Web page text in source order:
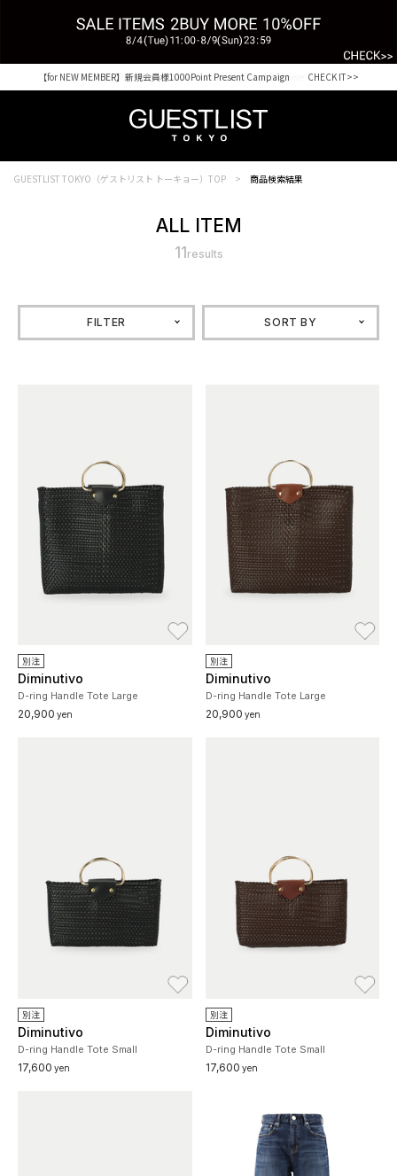
【for NEW MEMBER】新規会員様1000Point Present Campaign CHECK IT>>
GUESTLIST TOKYO（ゲストリスト トーキョー）TOP 商品検索結果
ALL ITEM
11results
FILTER SORT BY
別注
Diminutivo
D-ring Handle Tote Large
20,900 yen
別注
Diminutivo
D-ring Handle Tote Large
20,900 yen
別注
Diminutivo
D-ring Handle Tote Small
17,600 yen
別注
Diminutivo
D-ring Handle Tote Small
17,600 yen